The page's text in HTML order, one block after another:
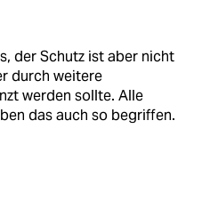
der Schutz ist aber nicht
durch weitere
werden sollte. Alle
das auch so begriffen.